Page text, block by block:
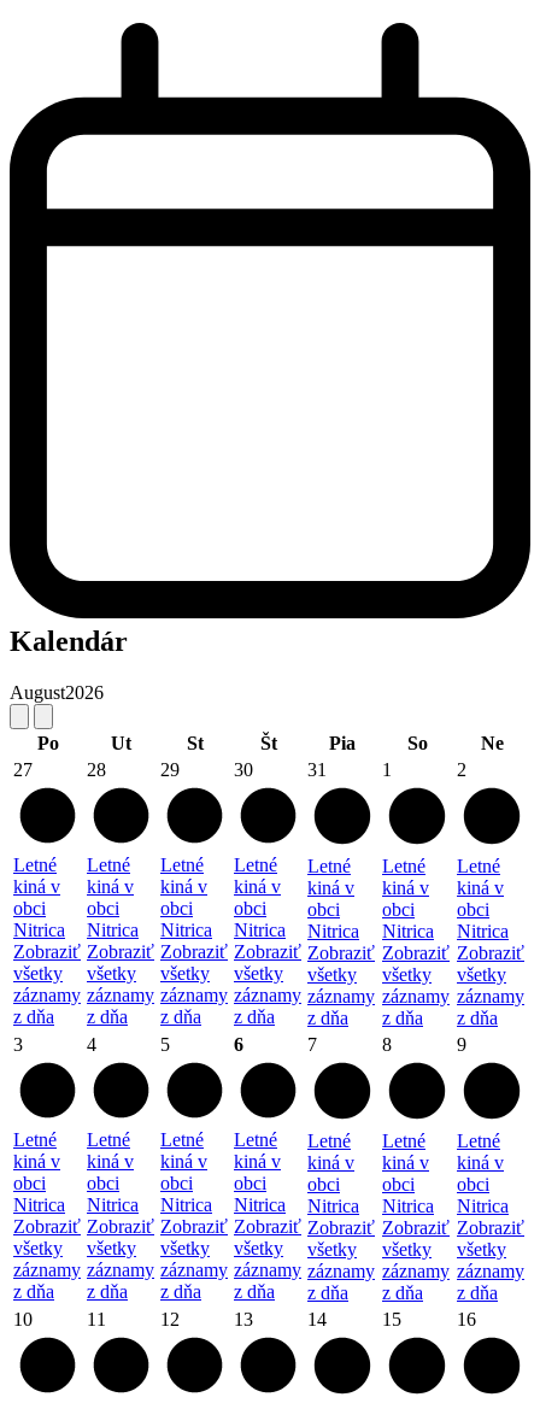
Kalendár
August2026
Po Ut St Št Pia So
Ne
27
Letné
kiná v
obci
Nitrica
Zobraziť
všetky
záznamy
z dňa
28
Letné
kiná v
obci
Nitrica
Zobraziť
všetky
záznamy
z dňa
29
Letné
kiná v
obci
Nitrica
Zobraziť
všetky
záznamy
z dňa
30
Letné
kiná v
obci
Nitrica
Zobraziť
všetky
záznamy
z dňa
31
Letné
kiná v
obci
Nitrica
Zobraziť
všetky
záznamy
z dňa
1
Letné
kiná v
obci
Nitrica
Zobraziť
všetky
záznamy
z dňa
2
Letné
kiná v
obci
Nitrica
Zobraziť
všetky
záznamy
z dňa
3
Letné
kiná v
obci
Nitrica
Zobraziť
všetky
záznamy
z dňa
4
Letné
kiná v
obci
Nitrica
Zobraziť
všetky
záznamy
z dňa
5
Letné
kiná v
obci
Nitrica
Zobraziť
všetky
záznamy
z dňa
6
Letné
kiná v
obci
Nitrica
Zobraziť
všetky
záznamy
z dňa
7
Letné
kiná v
obci
Nitrica
Zobraziť
všetky
záznamy
z dňa
8
Letné
kiná v
obci
Nitrica
Zobraziť
všetky
záznamy
z dňa
9
Letné
kiná v
obci
Nitrica
Zobraziť
všetky
záznamy
z dňa
10
11 12 13 14 15 16